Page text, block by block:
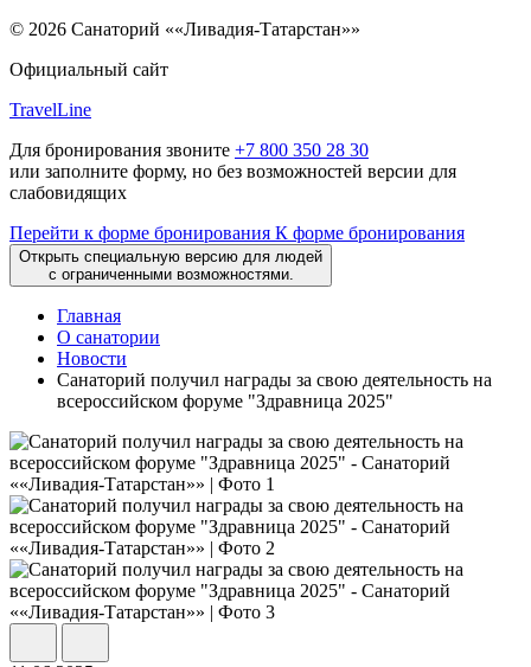
© 2026 Санаторий ««Ливадия-Татарстан»»
Официальный сайт
TravelLine
Для бронирования звоните +7 800 350 28 30
или заполните форму, но без возможностей версии для
слабовидящих
Перейти к форме бронирования К форме бронирования
Открыть специальную версию для людей
с ограниченными возможностями.
Главная
О санатории
Новости
Санаторий получил награды за свою деятельность на
всероссийском форуме "Здравница 2025"